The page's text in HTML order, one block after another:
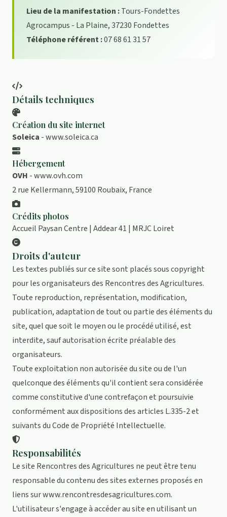
Lieu de la manifestation :Tours-Fondettes
Agrocampus - La Plaine, 37230 Fondettes
Téléphone référent :07 68 61 31 57
Détails techniques
Création du site internet
Soleica -www.soleica.ca
Hébergement
OVH -www.ovh.com
2 rue Kellermann, 59100 Roubaix, France
Crédits photos
Accueil Paysan Centre | Addear 41 | MRJC Loiret
Droits d'auteur
Les textes publiés sur ce site sont placés sous copyright
pour les organisateurs des Rencontres des Agricultures.
Toute reproduction, représentation, modification,
publication, adaptation de tout ou partie des éléments du
site, quel que soit le moyen ou le procédé utilisé, est
interdite, sauf autorisation écrite préalable des
organisateurs.
Toute exploitation non autorisée du site ou de l'un
quelconque des éléments qu'il contient sera considérée
comme constitutive d'une contrefaçon et poursuivie
conformément aux dispositions des articles L.335-2 et
suivants du Code de Propriété Intellectuelle.
Responsabilités
Le site Rencontres des Agricultures ne peut être tenu
responsable du contenu des sites externes proposés en
liens surwww.rencontresdesagricultures.com.
L'utilisateur s'engage à accéder au site en utilisant un